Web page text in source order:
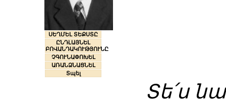
ՍԵՂՄԵԼ ՏԵՔՍՏԸ
ԸՆԴԼԱՅՆԵԼ
ԲՈՎԱՆԴԱԿՈՒԹՅՈՒՆԸ
ՉԳՈՒՆԱՓՈԽԵԼ
ԱՌԱՆՁՆԱՑՆԵԼ
Տպել
Տե՛ս